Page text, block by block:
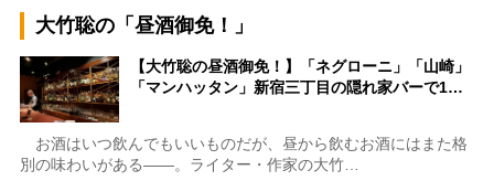
大竹聡の「昼酒御免！」
【大竹聡の昼酒御免！】「ネグローニ」「山崎」
「マンハッタン」新宿三丁目の隠れ家バーで1…
お酒はいつ飲んでもいいものだが、昼から飲むお酒にはまた格
別の味わいがある――。ライター・作家の大竹…